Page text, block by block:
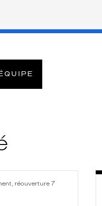
réouverture 7